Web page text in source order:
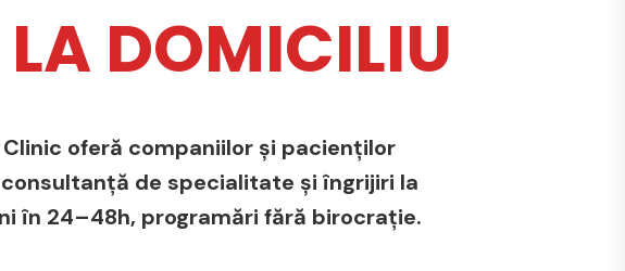
DOMICILIU
Clinic oferă companiilor și pacienților
de specialitate și îngrijiri la
în 24–48h, programări fără birocrație.